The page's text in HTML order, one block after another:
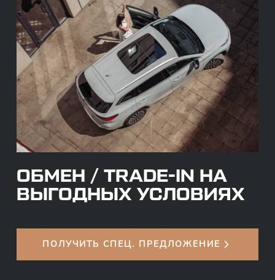
ОБМЕН / TRADE-IN НА
ВЫГОДНЫХ УСЛОВИЯХ
ПОЛУЧИТЬ СПЕЦ. ПРЕДЛОЖЕНИЕ